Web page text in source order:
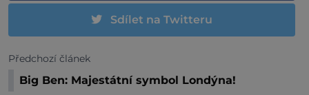
Sdílet na Twitteru
Předchozí článek
Big Ben: Majestátní symbol Londýna!